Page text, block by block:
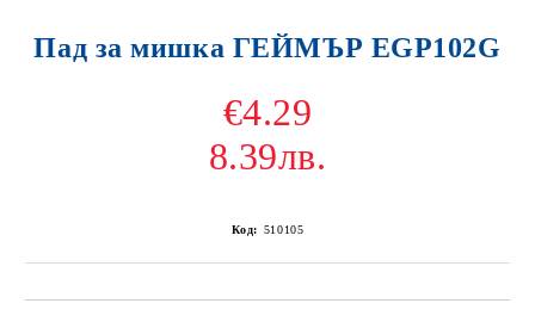
Пад за мишка ГЕЙМЪР EGP102G
€4.29
8.39лв.
Код: 510105